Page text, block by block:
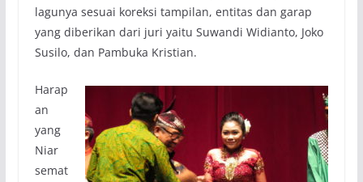
lagunya sesuai koreksi tampilan, entitas dan garap
yang diberikan dari juri yaitu Suwandi Widianto, Joko
Susilo, dan Pambuka Kristian.
Harap
an
yang
Niar
semat